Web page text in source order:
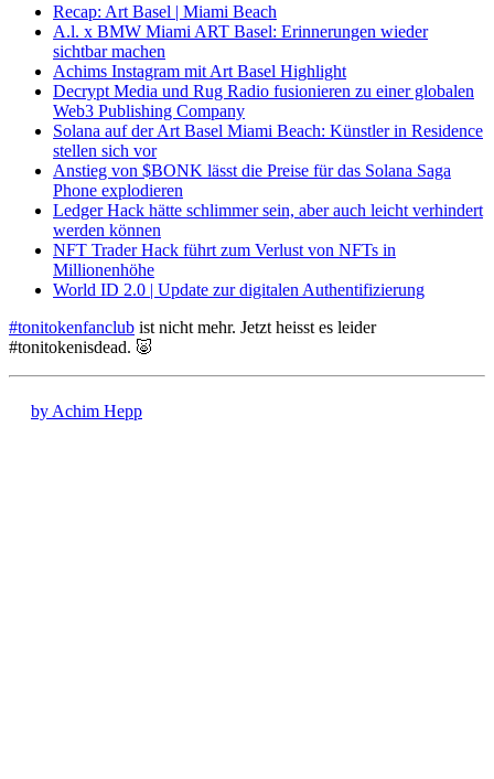
Recap: Art Basel | Miami Beach
A.l. x BMW Miami ART Basel: Erinnerungen wieder
sichtbar machen
Achims Instagram mit Art Basel Highlight
Decrypt Media und Rug Radio fusionieren zu einer globalen
Web3 Publishing Company
Solana auf der Art Basel Miami Beach: Künstler in Residence
stellen sich vor
Anstieg von $BONK lässt die Preise für das Solana Saga
Phone explodieren
Ledger Hack hätte schlimmer sein, aber auch leicht verhindert
werden können
NFT Trader Hack führt zum Verlust von NFTs in
Millionenhöhe
World ID 2.0 | Update zur digitalen Authentifizierung
#tonitokenfanclub ist nicht mehr. Jetzt heisst es leider
#tonitokenisdead. 🐷
by Achim Hepp